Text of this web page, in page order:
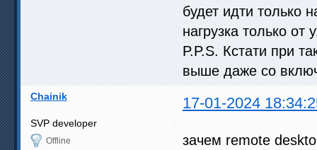
будет идти только
нагрузка только
P.P.S. Кстати при
выше даже со
Chainik 17-01-2024
SVP developer
Offline
зачем remote